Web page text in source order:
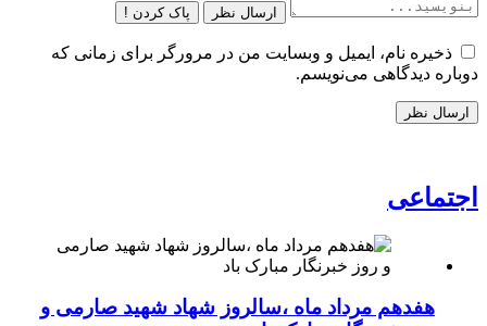
ارسال نظر پاک کردن !
ذخیره نام، ایمیل و وبسایت من در مرورگر برای زمانی که
دوباره دیدگاهی می‌نویسم.
اجتماعی
هفدهم مرداد ماه ،سالروز شهاد شهید صارمی و